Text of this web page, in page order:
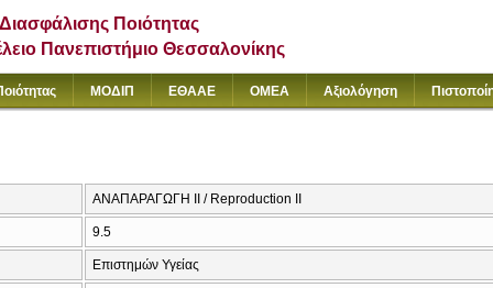
Ποιότητας
Πανεπιστήμιο Θεσσαλονίκης
ΜΟΔΙΠ ΕΘΑΑΕ ΟΜΕΑ Αξιολόγηση
ΑΝΑΠΑΡΑΓΩΓΗ ΙΙ / Reproduction II
9.5
Επιστημών Υγείας